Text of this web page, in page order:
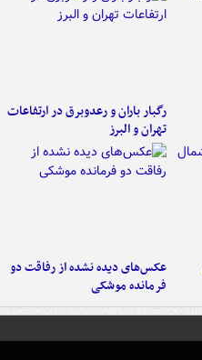
رگبار باران و رعدوبرق در ارتفاعات
تهران و البرز
عکس‌های دیده نشده از رفاقت دو
فرمانده‌ موشکی